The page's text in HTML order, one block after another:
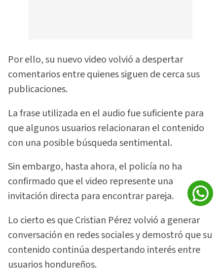
Por ello, su nuevo video volvió a despertar
comentarios entre quienes siguen de cerca sus
publicaciones.
La frase utilizada en el audio fue suficiente para
que algunos usuarios relacionaran el contenido
con una posible búsqueda sentimental.
Sin embargo, hasta ahora, el policía no ha
confirmado que el video represente una
invitación directa para encontrar pareja.
Lo cierto es que Cristian Pérez volvió a generar
conversación en redes sociales y demostró que su
contenido continúa despertando interés entre
usuarios hondureños.